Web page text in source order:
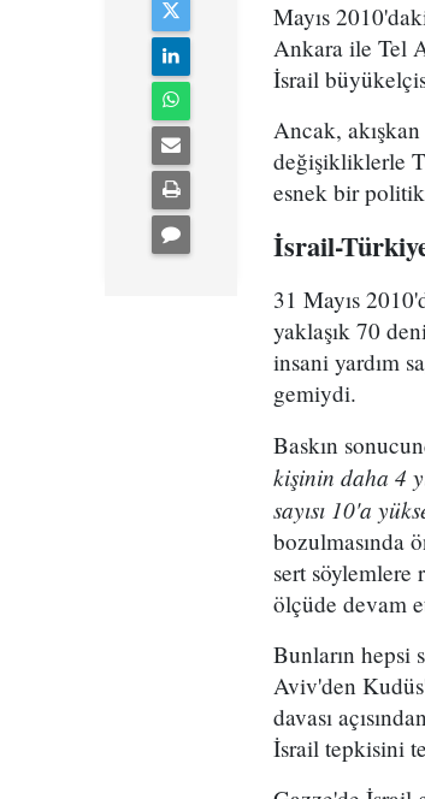
Mayıs
Ankara ile Tel
İsrail
Ancak,
değişikliklerle
esnek bir
İsrail-
31 Mayıs
yaklaşık 70
insani yardım
gemiydi.
Baskın
kişinin daha 4
sayısı 10'a
bozulmasında
sert
ölçüde devam
Bunların
Aviv'den
davası
İsrail tepkisini